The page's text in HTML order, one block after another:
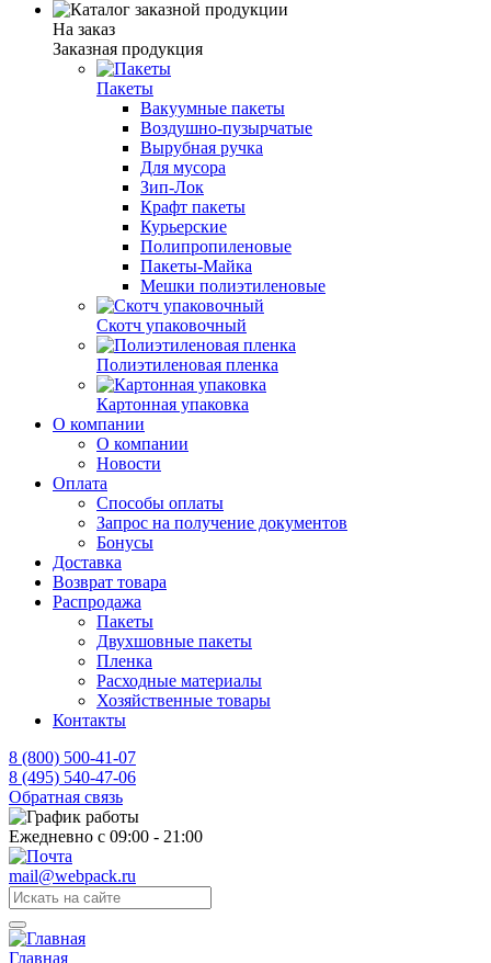
На заказ
Заказная продукция
Пакеты
Вакуумные пакеты
Воздушно-пузырчатые
Вырубная ручка
Для мусора
Зип-Лок
Крафт пакеты
Курьерские
Полипропиленовые
Пакеты-Майка
Мешки полиэтиленовые
Скотч упаковочный
Полиэтиленовая пленка
Картонная упаковка
О компании
О компании
Новости
Оплата
Способы оплаты
Запрос на получение документов
Бонусы
Доставка
Возврат товара
Распродажа
Пакеты
Двухшовные пакеты
Пленка
Расходные материалы
Хозяйственные товары
Контакты
8 (800) 500-41-07
8 (495) 540-47-06
Обратная связь
Ежедневно с 09:00 - 21:00
mail@webpack.ru
Главная